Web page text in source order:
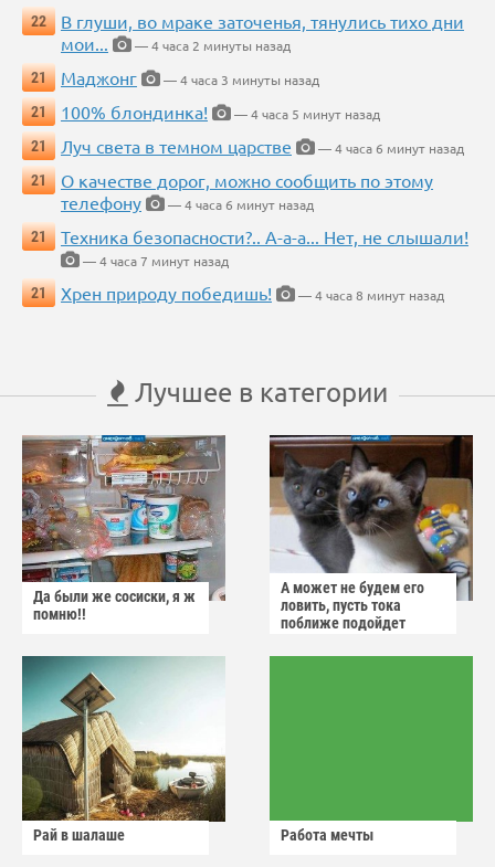
22
В глуши, во мраке заточенья, тянулись тихо дни
мои...
— 4 часа 2 минуты назад
21
Маджонг
— 4 часа 3 минуты назад
21
100% блондинка!
— 4 часа 5 минут назад
21
Луч света в темном царстве
— 4 часа 6 минут назад
21
О качестве дорог, можно сообщить по этому
телефону
— 4 часа 6 минут назад
21
Техника безопасности?.. А-а-а... Нет, не слышали!
— 4 часа 7 минут назад
21
Хрен природу победишь! — 4 часа 8 минут назад
Лучшее в категории
Да были же сосиски, я ж
помню!!
А может не будем его
ловить, пусть тока
поближе подойдет
Рай в шалаше Работа мечты